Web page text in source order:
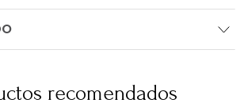
recomendados